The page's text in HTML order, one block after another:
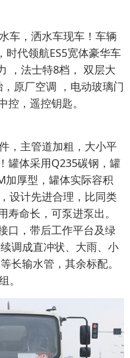
车，洒水车现车！车辆
时代领航ES5宽体豪华车
，法士特8档， 双层大
原厂空调 ，电动玻璃门
，遥控钥匙。
，主管道加粗，大小平
罐体采用Q235碳钢，罐
厚型，罐体实际容积
设计先进合理，比同类
命长，可泵进泵出。
口，带后工作平台及绿
调成直冲状、大雨、小
长输水管，其余标配。
。